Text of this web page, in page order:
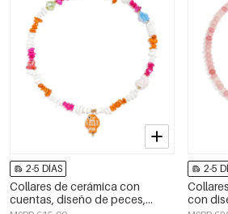
2-5 DÍAS
Collares de cerámica con
cuentas, diseño de peces,
2-5
con